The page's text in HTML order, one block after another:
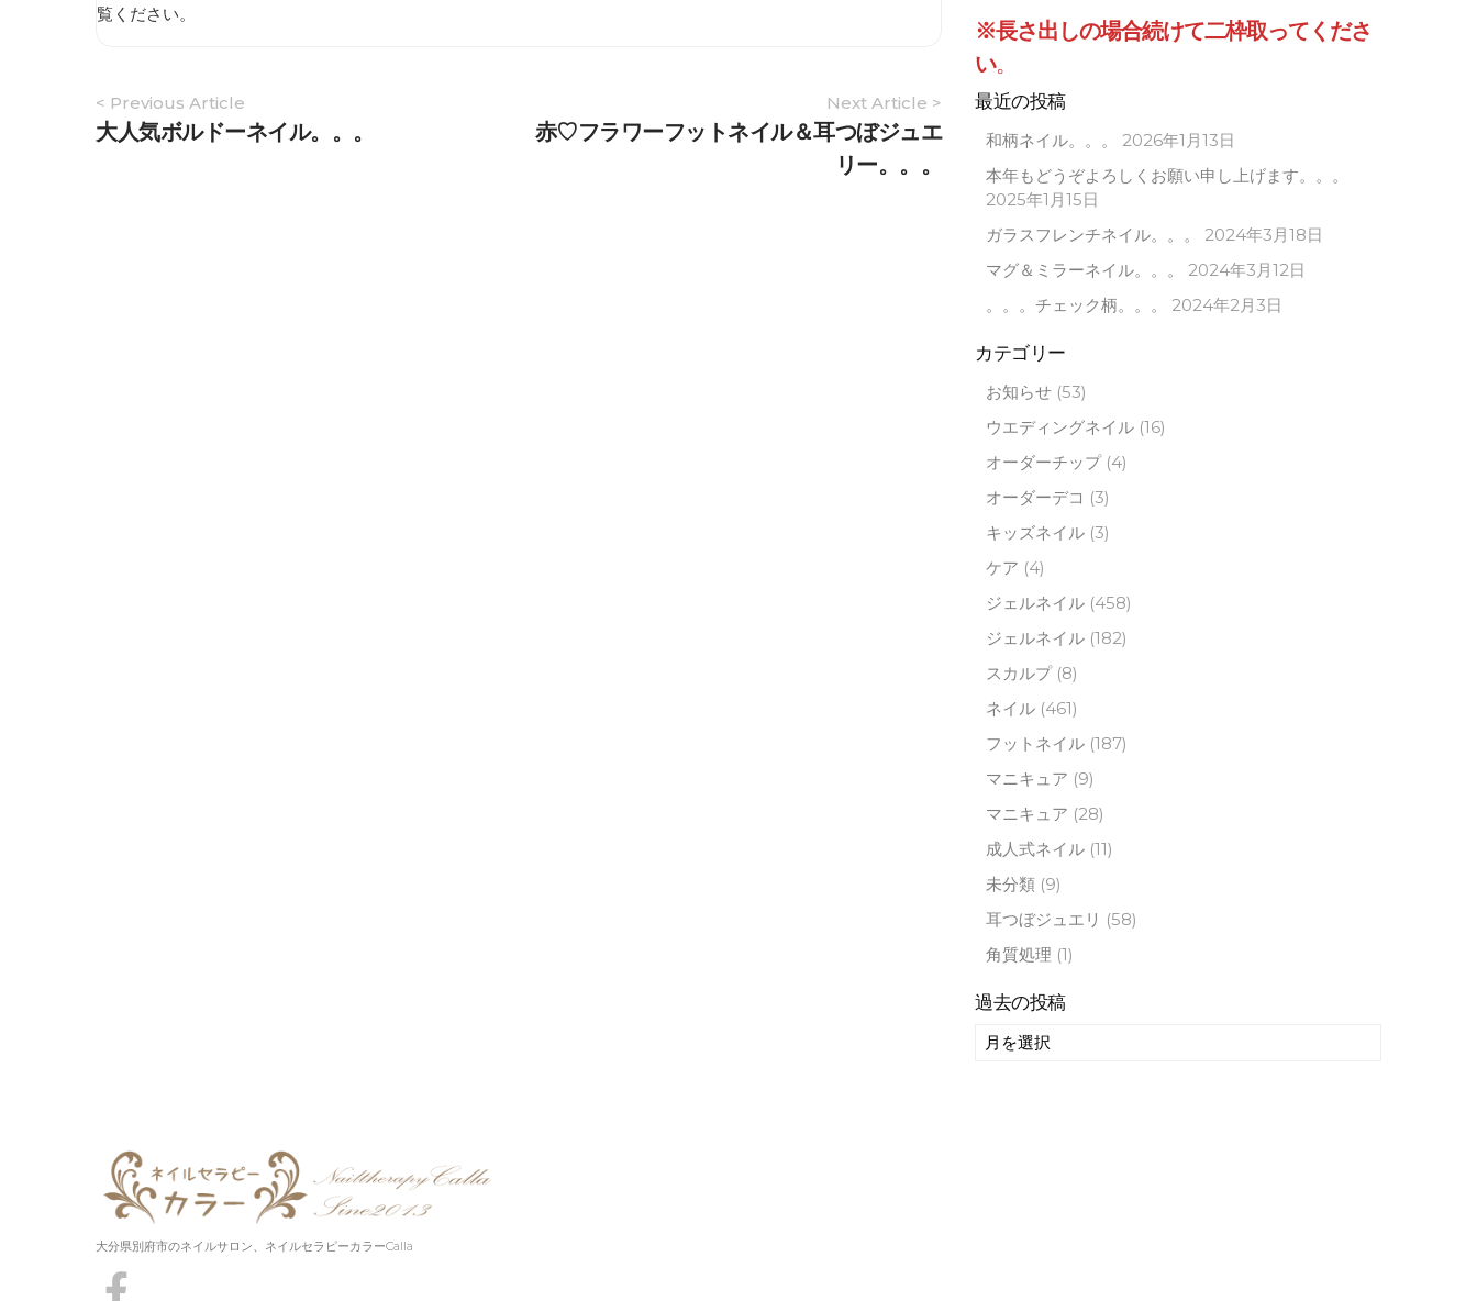
覧ください。
Article
Navigation
< Previous Article
大人気ボルドーネイル。。。
Next Article >
赤♡フラワーフットネイル＆耳つぼジュエ
リー。。。
※長さ出しの場合続けて二枠取ってくださ
い。
最近の投稿
和柄ネイル。。。
2026年1月13日
本年もどうぞよろしくお願い申し上げます。。。
2025年1月15日
ガラスフレンチネイル。。。
2024年3月18日
マグ＆ミラーネイル。。。
2024年3月12日
。。。チェック柄。。。
2024年2月3日
カテゴリー
お知らせ (53)
ウエディングネイル (16)
オーダーチップ(4)
オーダーデコ (3)
キッズネイル (3)
ケア (4)
ジェルネイル (458)
ジェルネイル (182)
スカルプ(8)
ネイル (461)
フットネイル (187)
マニキュア (9)
マニキュア (28)
成人式ネイル (11)
未分類 (9)
耳つぼジュエリ (58)
角質処理 (1)
過去の投稿
過
大分県別府市のネイルサロン、ネイルセラピーカラーCalla